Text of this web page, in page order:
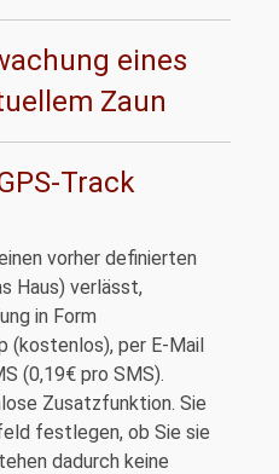
eines
Zaun
Track
vorher definierten
Haus) verlässt,
in Form
(kostenlos), per E-Mail
(0,19€ pro SMS).
Zusatzfunktion. Sie
festlegen, ob Sie sie
dadurch keine